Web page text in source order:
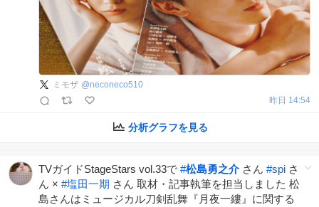
ミモザ @neconeco510
昨日 14:54
分析グラフを見る
TVガイドStageStars vol.33で #松島勇之介さん #spi さ
ん × #塩田一期 さん 取材・記事執筆を担当しました 松
島さんはミュージカル刀剣乱舞『月夜一縷』に関する